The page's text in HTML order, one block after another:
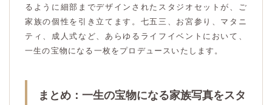
るように細部までデザインされたスタジオセットが、ご
家族の個性を引き立てます。七五三、お宮参り、マタニ
ティ、成人式など、あらゆるライフイベントにおいて、
一生の宝物になる一枚をプロデュースいたします。
まとめ：一生の宝物になる家族写真をスタ